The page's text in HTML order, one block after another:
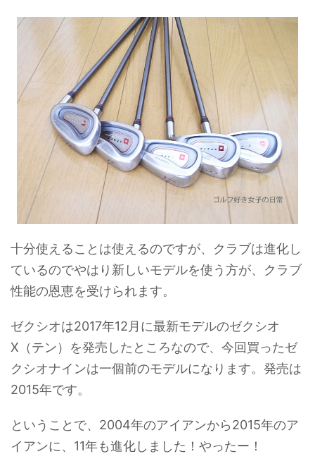
十分使えることは使えるのですが、クラブは進化し
ているのでやはり新しいモデルを使う方が、クラブ
性能の恩恵を受けられます。
ゼクシオは2017年12月に最新モデルのゼクシオ
X（テン）を発売したところなので、今回買ったゼ
クシオナインは一個前のモデルになります。発売は
2015年です。
ということで、2004年のアイアンから2015年のア
イアンに、11年も進化しました！やったー！